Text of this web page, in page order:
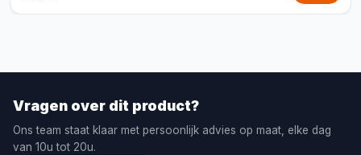
Vragen over dit product?
Ons team staat klaar met persoonlijk advies op maat, elke dag
van 10u tot 20u.